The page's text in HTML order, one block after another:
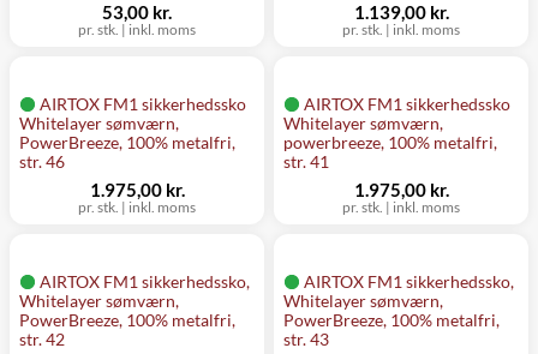
pr. stk. | inkl. moms
53,00 kr.
pr. stk. | inkl. moms
1.139,00 kr.
AIRTOX FM1 sikkerhedssko
Whitelayer sømværn,
PowerBreeze, 100% metalfri,
str. 46
pr. stk. | inkl. moms
1.975,00 kr.
AIRTOX FM1 sikkerhedssko
Whitelayer sømværn,
powerbreeze, 100% metalfri,
str. 41
pr. stk. | inkl. moms
1.975,00 kr.
AIRTOX FM1 sikkerhedssko,
Whitelayer sømværn,
PowerBreeze, 100% metalfri,
str. 42
AIRTOX FM1 sikkerhedssko,
Whitelayer sømværn,
PowerBreeze, 100% metalfri,
str. 43